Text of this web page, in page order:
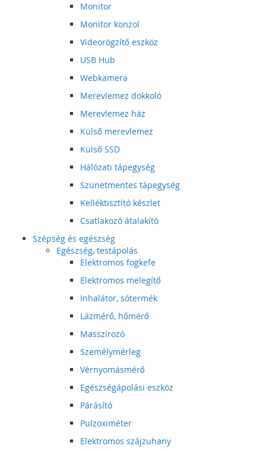
Monitor
Monitor konzol
Videorögzítő eszköz
USB Hub
Webkamera
Merevlemez dokkoló
Merevlemez ház
Külső merevlemez
Külső SSD
Hálózati tápegység
Szünetmentes tápegység
Kelléktisztító készlet
Csatlakozó átalakító
Szépség és egészség
Egészség, testápolás
Elektromos fogkefe
Elektromos melegítő
Inhalátor, sótermék
Lázmérő, hőmérő
Masszírozó
Személymérleg
Vérnyomásmérő
Egészségápolási eszköz
Párásító
Pulzoximéter
Elektromos szájzuhany